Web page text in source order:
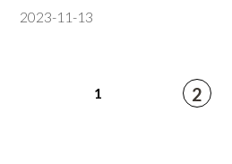
2023-11-13
1 2